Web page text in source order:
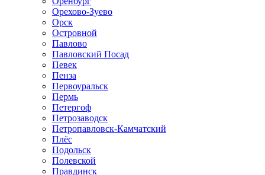
Орехово-Зуево
Орск
Островной
Павлово
Павловский Посад
Певек
Пенза
Первоуральск
Пермь
Петергоф
Петрозаводск
Петропавловск-Камчатский
Плёс
Подольск
Полевской
Правдинск